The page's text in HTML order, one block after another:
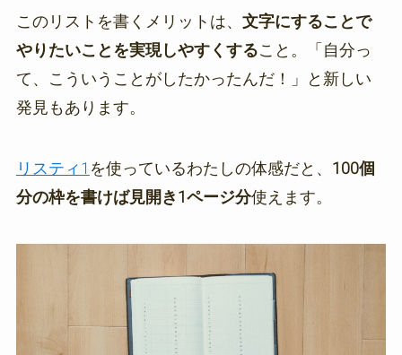
このリストを書くメリットは、 文字にすることで
やりたいことを実現しやすくすること。「自分っ
て、こういうことがしたかったんだ！」と新しい
発見もあります。
リスティ1 を使っているわたしの体感だと、 100個
分の枠を書けば見開き1ページ分使えます。